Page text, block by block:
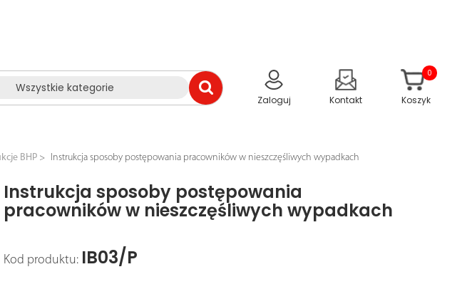
Wszystkie kategorie
Zaloguj Kontakt Koszyk
0
BHP Instrukcja sposoby postępowania pracowników w nieszczęśliwych wypadkach
Instrukcja sposoby postępowania
pracowników w nieszczęśliwych wypadkach
Kod produktu: IB03/P